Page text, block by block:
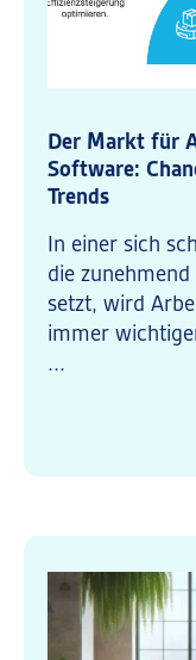
Der Markt für
Software:
Trends
In einer sich
die
setzt, wird
immer
...
personalisierte Werbung
Websites hinweg verfolgen.